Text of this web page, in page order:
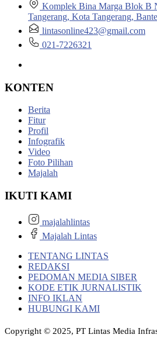
Komplek Bina Marga Blok B
Tangerang, Kota Tangerang,
lintasonline423@gmail.com
021-7226321
KONTEN
Berita
Fitur
Profil
Infografik
Video
Foto Pilihan
Majalah
IKUTI KAMI
majalahlintas
Majalah Lintas
TENTANG LINTAS
REDAKSI
PEDOMAN MEDIA SIBER
KODE ETIK JURNALISTIK
INFO IKLAN
HUBUNGI KAMI
Copyright © 2025, PT Lintas Media